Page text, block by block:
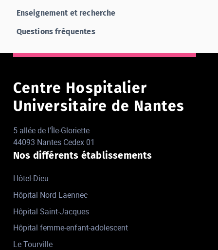
Enseignement et recherche
Questions fréquentes
Centre Hospitalier
Universitaire de Nantes
5 allée de l'Île-Gloriette
44093 Nantes Cedex 01
Nos différents établissements
Hôtel-Dieu
Hôpital Nord Laennec
Hôpital Saint-Jacques
Hôpital femme-enfant-adolescent
Le Tourville